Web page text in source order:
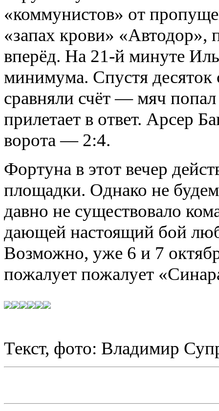
«коммунистов» от
«запах крови» «Автодор»,
вперёд. На 21-й минуте
минимума. Спустя десяток
сравняли счёт — мяч
прилетает в ответ. Арсер
ворота — 2:4.
Фортуна в этот вечер
площадки. Однако не
давно не существовало
дающей настоящий бой
Возможно, уже 6 и 7
пожалует пожалует
Текст, фото: Владимир